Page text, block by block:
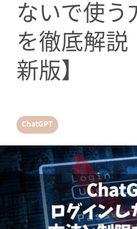
ChatGPT
ないで使
を徹底解
新版】